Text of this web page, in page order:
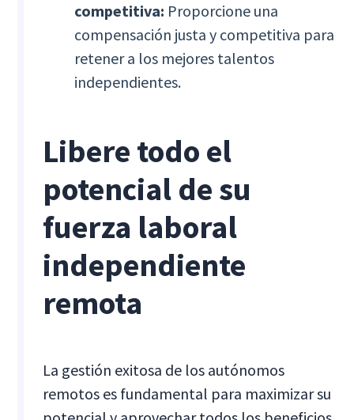
competitiva: Proporcione una
compensación justa y competitiva para
retener a los mejores talentos
independientes.
Libere todo el
potencial de su
fuerza laboral
independiente
remota
La gestión exitosa de los autónomos
remotos es fundamental para maximizar su